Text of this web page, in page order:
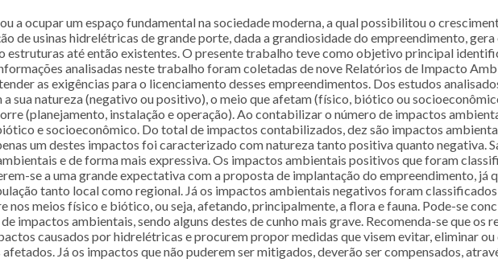
a ocupar um espaço fundamental na sociedade moderna, a qual possibilitou o
de usinas hidrelétricas de grande porte, dada a grandiosidade do empreendimento,
estruturas até então existentes. O presente trabalho teve como objetivo principal
analisadas neste trabalho foram coletadas de nove Relatórios de Impacto
as exigências para o licenciamento desses empreendimentos. Dos estudos
sua natureza (negativo ou positivo), o meio que afetam (físico, biótico ou
(planejamento, instalação e operação). Ao contabilizar o número de impactos
e socioeconômico. Do total de impactos contabilizados, dez são impactos
um destes impactos foi caracterizado com natureza tanto positiva quanto negativa.
e de forma mais expressiva. Os impactos ambientais positivos que foram
se a uma grande expectativa com a proposta de implantação do empreendimento, já
tanto local como regional. Já os impactos ambientais negativos foram
nos meios físico e biótico, ou seja, afetando, principalmente, a flora e fauna. Pode-se
impactos ambientais, sendo alguns destes de cunho mais grave. Recomenda-se que os
causados por hidrelétricas e procurem propor medidas que visem evitar, eliminar ou
Já os impactos que não puderem ser mitigados, deverão ser compensados,